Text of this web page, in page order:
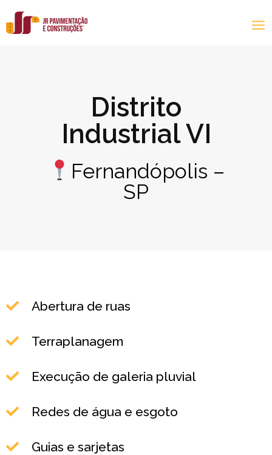
Distrito
Industrial VI
Fernandópolis –
SP
Abertura de ruas
Terraplanagem
Execução de galeria pluvial
Redes de água e esgoto
Guias e sarjetas